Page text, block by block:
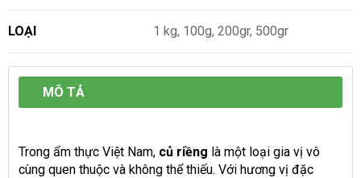
LOẠI 1 kg, 100g, 200gr, 500gr
MÔ TẢ
Trong ẩm thực Việt Nam, củ riềng là một loại gia vị vô
cùng quen thuộc và không thể thiếu. Với hương vị đặc